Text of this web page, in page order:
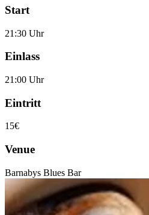
Start
21:30 Uhr
Einlass
21:00 Uhr
Eintritt
15€
Venue
Barnabys Blues Bar